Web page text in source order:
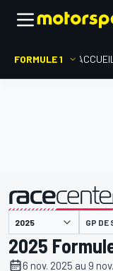
FORMULE 1 ACCUEIL
présenté par GP DE
2025
6 nov. 2025 au 9